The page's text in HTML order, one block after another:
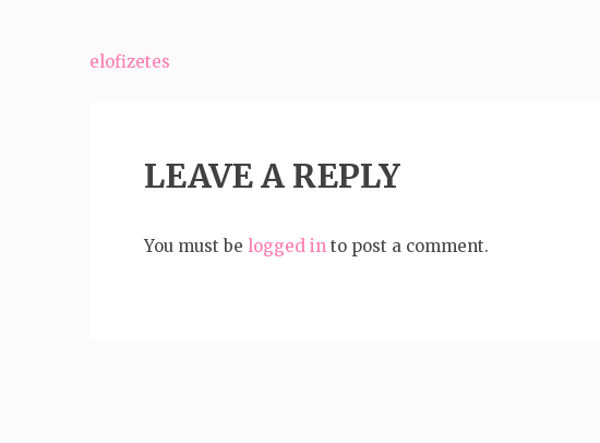
Bejegyzés
elofizetes
LEAVE A REPLY
You must be logged in to post a comment.